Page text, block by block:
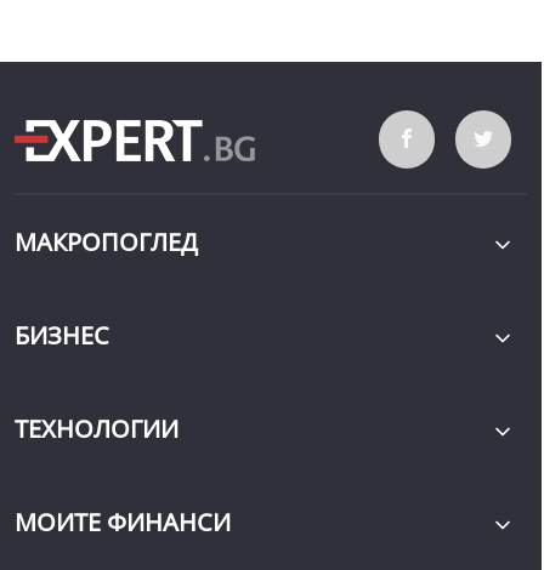
МАКРОПОГЛЕД
БИЗНЕС
ТЕХНОЛОГИИ
МОИТЕ ФИНАНСИ